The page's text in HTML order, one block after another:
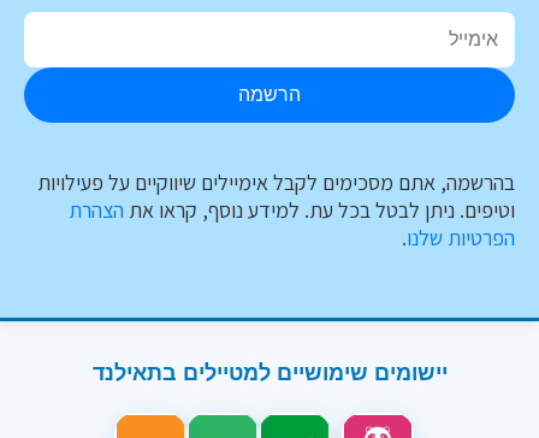
הרשמה
בהרשמה, אתם מסכימים לקבל אימיילים שיווקיים על פעילויות
וטיפים. ניתן לבטל בכל עת. למידע נוסף, קראו את הצהרת
הפרטיות שלנו.
יישומים שימושיים למטיילים בתאילנד